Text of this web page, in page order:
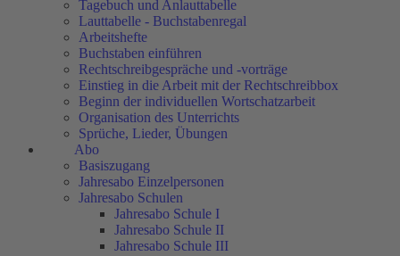
Tagebuch und Anlauttabelle
Lauttabelle - Buchstabenregal
Arbeitshefte
Buchstaben einführen
Rechtschreibgespräche und -vorträge
Einstieg in die Arbeit mit der Rechtschreibbox
Beginn der individuellen Wortschatzarbeit
Organisation des Unterrichts
Sprüche, Lieder, Übungen
Abo
Basiszugang
Jahresabo Einzelpersonen
Jahresabo Schulen
Jahresabo Schule I
Jahresabo Schule II
Jahresabo Schule III